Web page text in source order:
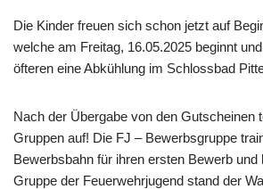
Die Kinder freuen sich schon jetzt auf
welche am Freitag, 16.05.2025 beginnt
öfteren eine Abkühlung im Schlossbad
Nach der Übergabe von den Gutscheinen
Gruppen auf! Die FJ – Bewerbsgruppe
Bewerbsbahn für ihren ersten Bewerb und
Gruppe der Feuerwehrjugend stand der